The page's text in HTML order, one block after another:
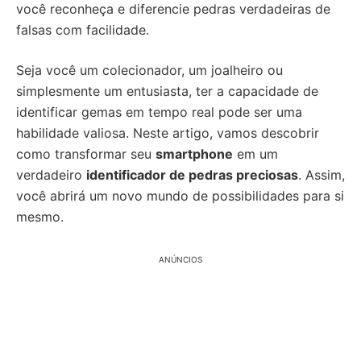
você reconheça e diferencie pedras verdadeiras de
falsas com facilidade.
Seja você um colecionador, um joalheiro ou
simplesmente um entusiasta, ter a capacidade de
identificar gemas em tempo real pode ser uma
habilidade valiosa. Neste artigo, vamos descobrir
como transformar seu smartphone em um
verdadeiro identificador de pedras preciosas. Assim,
você abrirá um novo mundo de possibilidades para si
mesmo.
ANÚNCIOS